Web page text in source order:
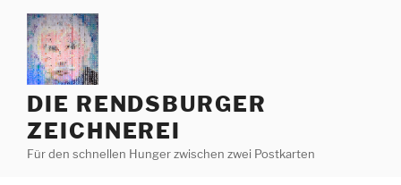
Zum
Inhalt
springen
DIE RENDSBURGER
ZEICHNEREI
Für den schnellen Hunger zwischen zwei Postkarten